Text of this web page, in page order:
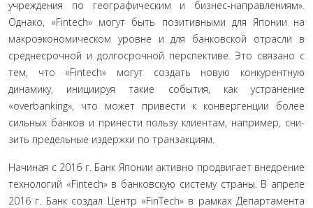
учреждения по географическим и бизнес-направлениям».
Однако, «Fintech» могут быть пози­тивными для Японии на
макроэкономическом уровне и для банковской отрасли в
среднесрочной и долгосрочной перспек­тиве. Это связано с
тем, что «Fintech» могут создать новую кон­курентную
динамику, инициируя такие события, как устране­ние
«overbanking», что может привести к конвергенции более
сильных банков и принести пользу клиентам, например, сни­
зить предельные издержки по транзакциям.
Начиная с 2016 г. Банк Японии активно продвигает вне­дрение
технологий «Fintech» в банковскую систему страны. В апреле
2016 г. Банк создал Центр «FinTech» в рамках Депар­тамента